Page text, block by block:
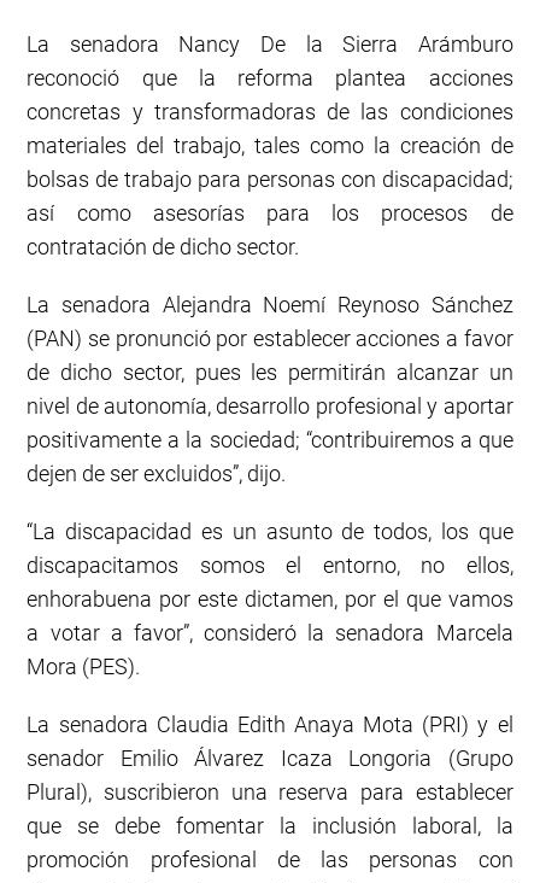
La senadora Nancy De la Sierra Arámburo
reconoció que la reforma plantea acciones
concretas y transformadoras de las condiciones
materiales del trabajo, tales como la creación de
bolsas de trabajo para personas con discapacidad;
así como asesorías para los procesos de
contratación de dicho sector.
La senadora Alejandra Noemí Reynoso Sánchez
(PAN) se pronunció por establecer acciones a favor
de dicho sector, pues les permitirán alcanzar un
nivel de autonomía, desarrollo profesional y aportar
positivamente a la sociedad; “contribuiremos a que
dejen de ser excluidos”, dijo.
“La discapacidad es un asunto de todos, los que
discapacitamos somos el entorno, no ellos,
enhorabuena por este dictamen, por el que vamos
a votar a favor”, consideró la senadora Marcela
Mora (PES).
La senadora Claudia Edith Anaya Mota (PRI) y el
senador Emilio Álvarez Icaza Longoria (Grupo
Plural), suscribieron una reserva para establecer
que se debe fomentar la inclusión laboral, la
promoción profesional de las personas con